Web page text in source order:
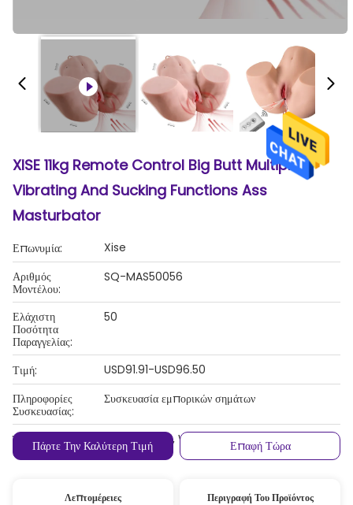
XISE 11kg Remote Control Big Butt Multiple
Vibrating And Sucking Functions Ass
Masturbator
Επωνυμία:
Xise
Αριθμός
Μοντέλου:
SQ-MAS50056
Ελάχιστη
Ποσότητα
Παραγγελίας:
50
Τιμή:
USD91.91-USD96.50
Πληροφορίες
Συσκευασίας:
Συσκευασία εμπορικών σημάτων
Όροι Πληρωμής: MoneyGram, Western Union, T/T
Πάρτε Την Καλύτερη Τιμή Επαφή Τώρα
Λεπτομέρειες Περιγραφή Του Προϊόντος